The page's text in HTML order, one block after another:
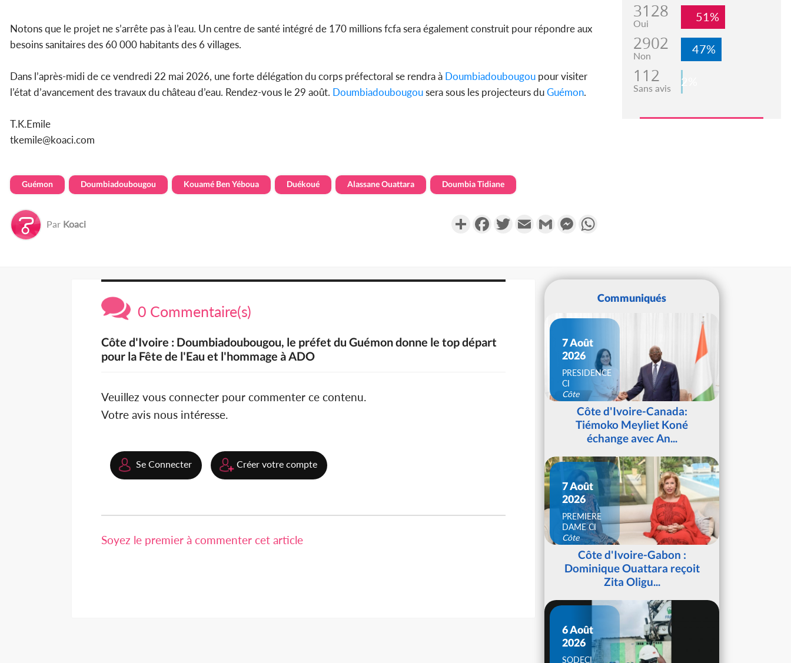
Notons que le projet ne s’arrête pas à l’eau. Un centre de santé intégré de 170 millions fcfa sera également construit pour répondre aux
besoins sanitaires des 60 000 habitants des 6 villages.
Dans l’après-midi de ce vendredi 22 mai 2026, une forte délégation du corps préfectoral se rendra à Doumbiadoubougou pour visiter
l’état d’avancement des travaux du château d’eau. Rendez-vous le 29 août. Doumbiadoubougousera sous les projecteurs duGuémon.
T.K.Emile
tkemile@koaci.com
Guémon Doumbiadoubougou Kouamé Ben Yéboua Duékoué Alassane Ouattara Doumbia Tidiane
Par Koaci PartagerFacebookTwitterEmail Gmail Messenger
3128
Oui 51%
2902
Non 47%
112
Sans avis 2%
0 Commentaire(s)
Côte d'Ivoire : Doumbiadoubougou, le préfet du Guémon donne le top départ
pour la Fête de l'Eau et l'hommage à ADO
Veuillez vous connecter pour commenter ce contenu.
Votre avis nous intéresse.
Se Connecter Créer votre compte
Soyez le premier à commenter cet article
Communiqués
7 Août
2026
PRESIDENCE
CI
Côte
d'IvoireCôte d'Ivoire-Canada:
Tiémoko Meyliet Koné
échange avec An...
7 Août
2026
PREMIERE
DAME CI
Côte
d'IvoireCôte d'Ivoire-Gabon :
Dominique Ouattara reçoit
Zita Oligu...
6 Août
2026
SODECI